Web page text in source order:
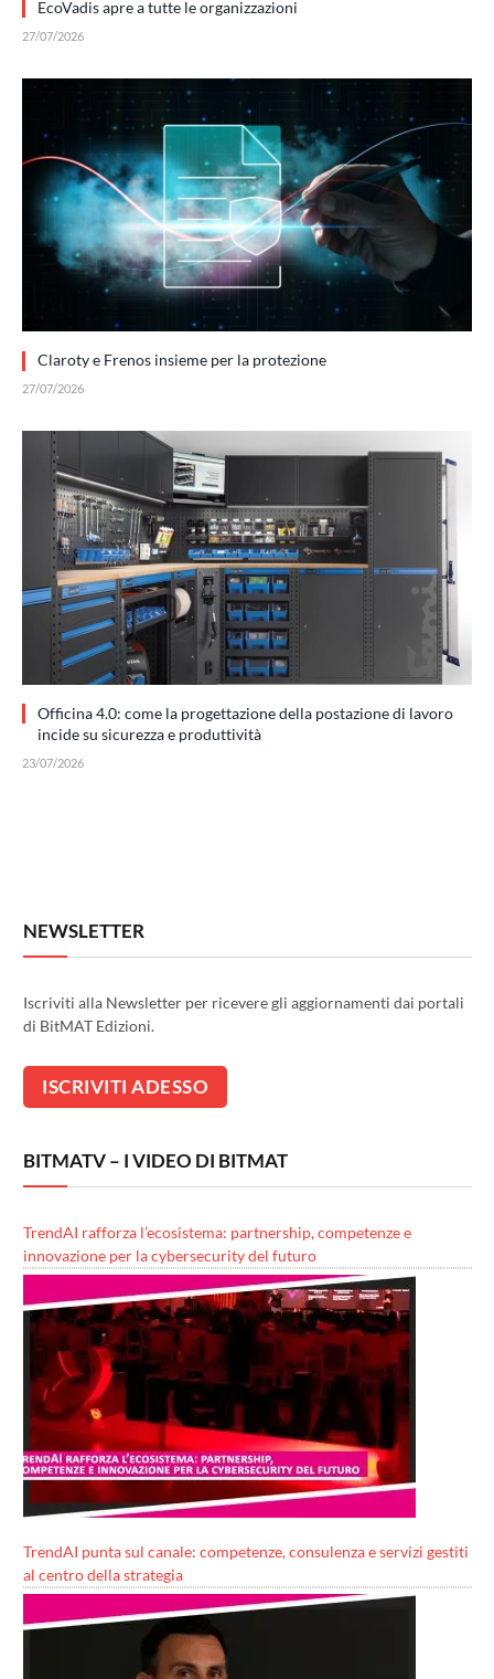
EcoVadis apre a tutte le organizzazioni
27/07/2026
Claroty e Frenos insieme per la protezione
27/07/2026
Officina 4.0: come la progettazione della postazione di lavoro
incide su sicurezza e produttività
23/07/2026
NEWSLETTER
Iscriviti alla Newsletter per ricevere gli aggiornamenti dai portali
di BitMAT Edizioni.
BITMATV – I VIDEO DI BITMAT
TrendAI rafforza l’ecosistema: partnership, competenze e
innovazione per la cybersecurity del futuro
TrendAI punta sul canale: competenze, consulenza e servizi gestiti
al centro della strategia